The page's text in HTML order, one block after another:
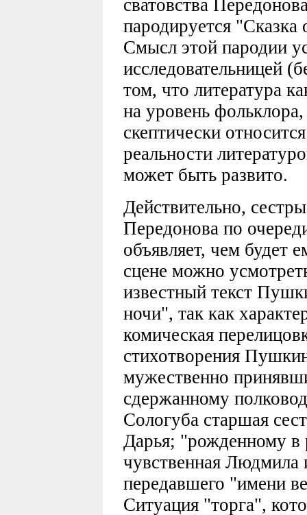
сватовства
пародируется
Смысл этой пародии
исследовательницей
том, что литература
на уровень
скептически
реальности
может быть развито.
Действительно,
Передонова по
объявляет, чем будет
сцене можно
известный текст
ночи", так как
комическая
стихотворения
мужественно
сдержанному
Сологуба старшая
Дарья; "рожденному
чувственная
передавшего "имени
Ситуация "торга",